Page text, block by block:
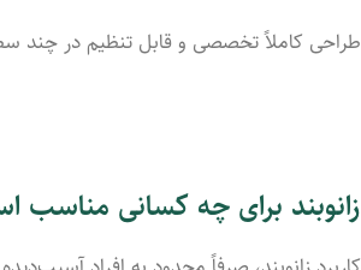
طراحی کاملاً تخصصی و قابل تنظیم در چند
زانوبند برای چه کسانی مناسب